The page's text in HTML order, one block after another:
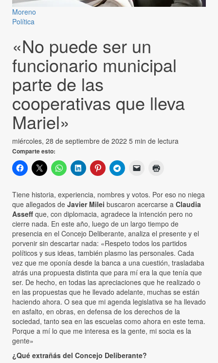
Moreno
Política
«No puede ser un
funcionario municipal
parte de las
cooperativas que lleva
Mariel»
miércoles, 28 de septiembre de 2022 5 min de lectura
Comparte esto:
Tiene historia, experiencia, nombres y votos. Por eso no niega
que allegados de Javier Milei buscaron acercarse a Claudia
Asseff que, con diplomacia, agradece la intención pero no
cierre nada. En este año, luego de un largo tiempo de
presencia en el Concejo Deliberante, analiza el presente y el
porvenir sin descartar nada: «Respeto todos los partidos
políticos y sus ideas, también plasmo las personales. Cada
vez que me oponía desde la banca a una cuestión, trasladaba
atrás una propuesta distinta que para mí era la que tenía que
ser. De hecho, en todas las apreciaciones que he realizado o
en las propuestas que he llevado adelante, muchas se están
haciendo ahora. O sea que mi agenda legislativa se ha llevado
en asfalto, en obras, en defensa de los derechos de la
sociedad, tanto sea en las escuelas como ahora en este tema.
Porque a mí lo que me interesa es la gente, mi socia es la
gente»
¿Qué extrañás del Concejo Deliberante?